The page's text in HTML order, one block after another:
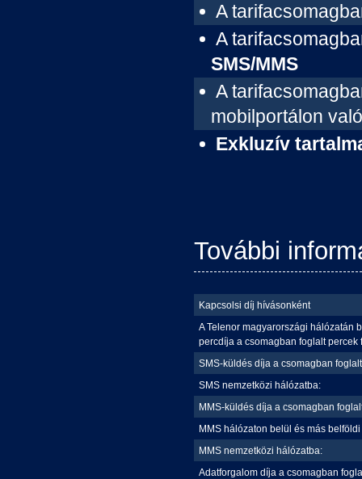
A
A
SMS/MMS
A
mobilportálon
Exkluzív
További
Kapcsolsi díj hívásonként
A Telenor magyarországi hálózatán
percdíja a csomagban foglalt
SMS-küldés díja a csomagban
SMS nemzetközi hálózatba:
MMS-küldés díja a csomagban
MMS hálózaton belül és más
MMS nemzetközi hálózatba:
Adatforgalom díja a csomagban